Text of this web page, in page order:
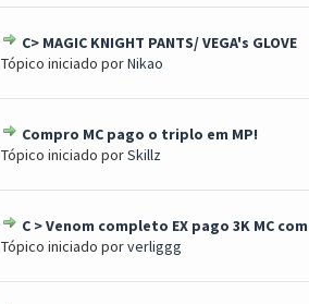
C> MAGIC KNIGHT PANTS/ VEGA's GLOVE
Tópico iniciado porNikao
1 Voto(s) - 5 de 5 em média
1 2345
Compro MC pago o triplo em MP!
Tópico iniciado porSkillz
1 Voto(s) - 5 de 5 em média
12 345
C > Venom completo EX pago 3K MC
Tópico iniciado porverliggg
1 Voto(s) - 5 de 5 em
12345